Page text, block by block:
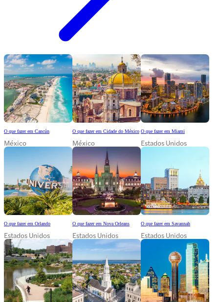
O que fazer em Cancún
México
O que fazer em Cidade do México
México
O que fazer em Miami
Estados Unidos
O que fazer em Orlando
Estados Unidos
O que fazer em Nova Orleans
Estados Unidos
O que fazer em Savannah
Estados Unidos